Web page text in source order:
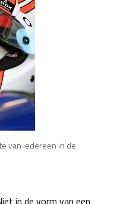
van iedereen in de
in de vorm van een